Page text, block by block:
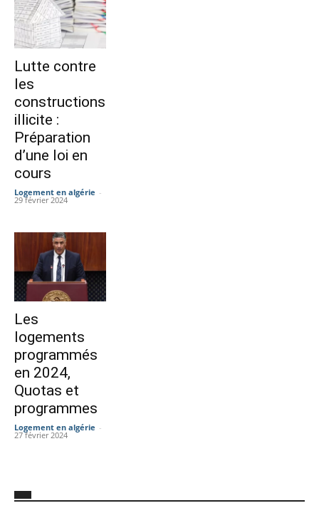
Lutte contre
les
constructions
illicite :
Préparation
d’une loi en
cours
Logement en algérie -
29 février 2024
Les
logements
programmés
en 2024,
Quotas et
programmes
Logement en algérie -
27 février 2024